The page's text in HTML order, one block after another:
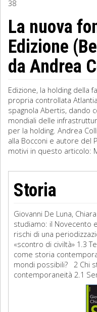
Sociologia
Filosofia
Storia
Matematica
Diritto
38
La nuova
Edizione
da Andrea
Edizione, la holding della
propria controllata
spagnola Abertis, dando
mondiali delle
per la holding. Andrea
alla Bocconi e autore del
motivi in questo articolo:
Storia
Giovanni De Luna,
studiamo: il Novecento
rischi di una
«scontro di civiltà» 1.3
come storia
mondi possibili? 2 Chi
contemporaneità 2.1